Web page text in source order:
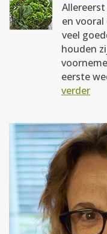
en
veel
houden
eerste
verder